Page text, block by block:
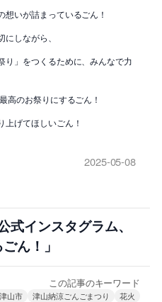
いが詰まっているごん！
しながら、
り」をつくるために、みんなで力
高のお祭りにするごん！
上げてほしいごん！
2025-05-08
式インスタグラム、
ん！」
この記事のキーワード
津山市 津山納涼ごんごまつり 花火